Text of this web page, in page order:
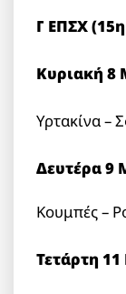
Γ ΕΠΣΧ
Κυριακή 8
Υρτακίνα –
Δευτέρα 9
Κουμπές –
Τετάρτη